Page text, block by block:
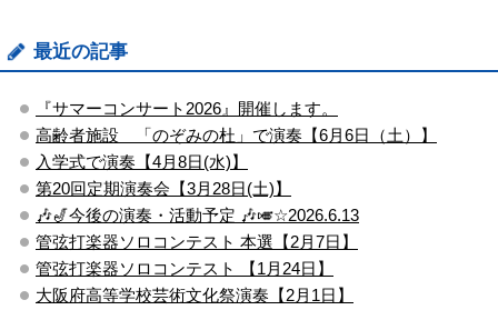
最近の記事
『サマーコンサート2026』開催します。
高齢者施設 「のぞみの杜」で演奏【6月6日（土）】
入学式で演奏【4月8日(水)】
第20回定期演奏会【3月28日(土)】
🎶🎷今後の演奏・活動予定 🎶🎺☆2026.6.13
管弦打楽器ソロコンテスト ​本選【2月7日】
管弦打楽器ソロコンテスト ​【1月24日】
大阪府高等学校芸術文化祭演奏【2月1日】